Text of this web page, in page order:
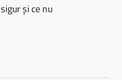
și ce nu